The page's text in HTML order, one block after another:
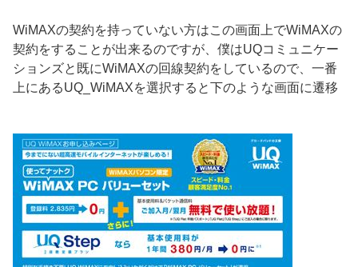
WiMAXの契約を持っていない方はこの画面上でWiMAXの
契約をすることが出来るのですが、僕はUQコミュニケー
ションズと既にWiMAXの回線契約をしているので、一番
上にあるUQ_WiMAXを選択すると下のような画面に遷移